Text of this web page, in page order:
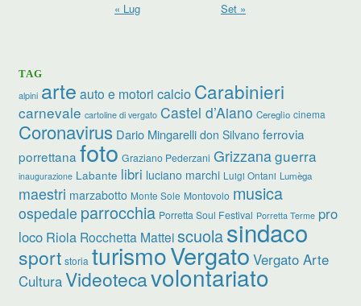
« Lug
Set »
TAG
alpini arte auto e motori calcio Carabinieri
carnevale cartoline di vergato Castel d’Aiano Cereglio cinema
Coronavirus Dario Mingarelli don Silvano ferrovia
porrettanafoto Graziano Pederzani Grizzanaguerra
inaugurazione Labante libri luciano marchi Luigi Ontani Lumèga
maestri marzabotto Monte Sole Montovolo musica
ospedale parrocchia Porretta Soul Festival Porretta Terme pro
loco Riola Rocchetta Matteiscuolasindaco
sport storia turismoVergato Vergato Arte
CulturaVideotecavolontariato